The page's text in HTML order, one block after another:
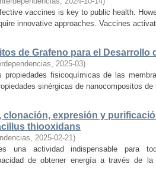
vaccines is key to public health.
innovative approaches. Vaccines
de Grafeno para el Desarrollo
, 2025-03)
propiedades fisicoquímicas de las
sinérgicas de nanocompositos
clonación, expresión y
thiooxidans
, 2025-02-21)
una actividad indispensable para
de obtener energía a través de